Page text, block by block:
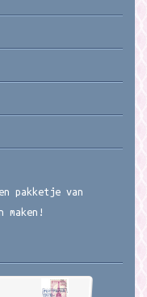
pakketje van
maken!